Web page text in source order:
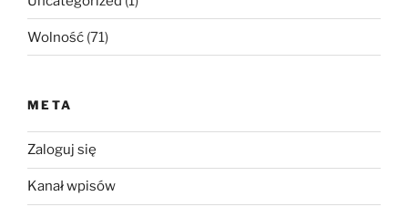
Wolność (71)
META
Zaloguj się
Kanał wpisów